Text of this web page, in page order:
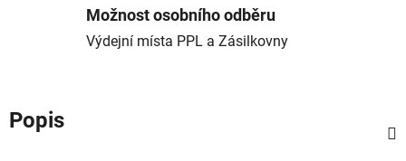
Možnost osobního odběru
Výdejní místa PPL a Zásilkovny
Popis